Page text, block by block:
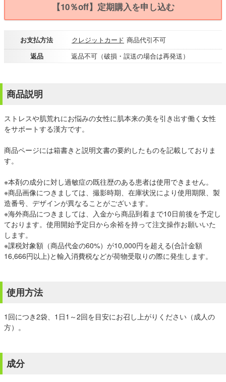
【10％off】定期購入を申し込む
お支払方法 クレジットカード 商品代引不可
返品
返品不可（破損・誤送の場合は再発送）
商品説明
ストレスや肌荒れにお悩みの女性に肌本来の美を引き出す働く女性
をサポートする漢方です。
商品ページには箱書きと説明文書の要約したものを記載しておりま
す。
※本剤の成分に対し過敏症の既往歴のある患者は使用できません。
※商品画像につきましては、撮影時期、在庫状況により使用期限、製
造番号、デザインが異なることがございます。
※海外商品につきましては、入金から商品到着まで10日前後を予定し
ております。使用開始予定日から余裕を持って注文操作お願いいた
します。
※課税対象額（商品代金の60%）が10,000円を超える(合計金額
16,666円以上)と輸入消費税などが荷物受取りの際に発生します。
使用方法
1回につき2袋、1日1～2回を目安にお召し上がりください（成人の
方）。
成分